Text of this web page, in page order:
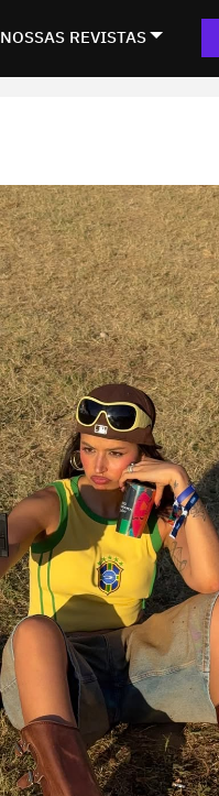
NOSSAS REVISTAS